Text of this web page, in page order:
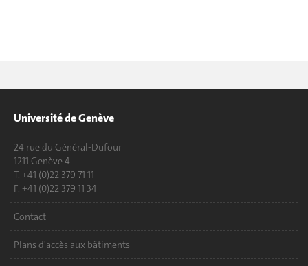
Université de Genève
24 rue du Général-Dufour
1211 Genève 4
T. +41 (0)22 379 71 11
F. +41 (0)22 379 11 34
Contact
Plans d'accès aux bâtiments